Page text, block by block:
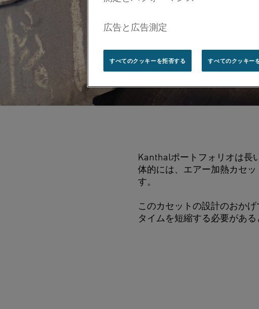
Kanthalポートフォリオは長
体的には、エアー加熱カセ
す。
このカセットの設計のおか
タイムを短縮する必要がある
すべてのクッキーを拒否する すべてのクッキー